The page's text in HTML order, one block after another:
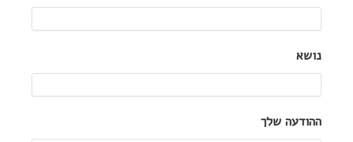
נושא
ההודעה שלך